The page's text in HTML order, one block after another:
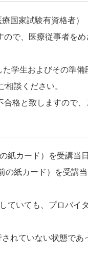
国家試験有資格者）
で、医療従事者を
学生およびその準
談ください。
格と致しますので、
紙カード）を受講当
の紙カード）を受講
いても、プロバイ
れていない状態であ